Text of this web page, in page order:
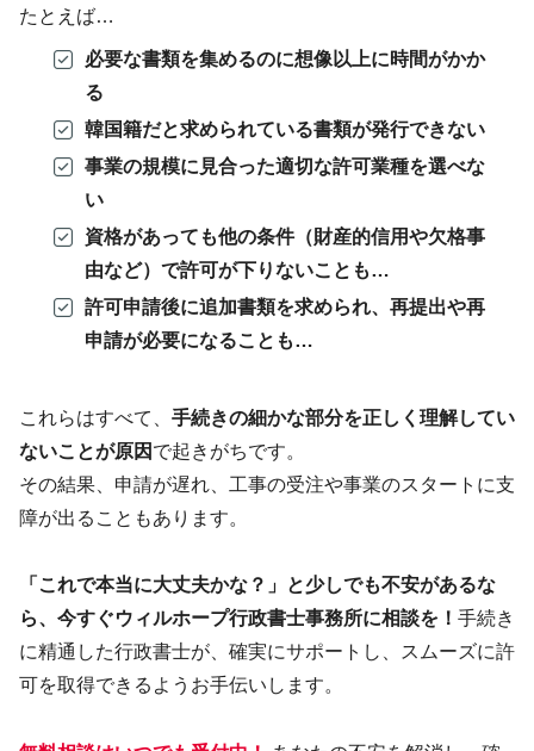
たとえば…
必要な書類を集めるのに想像以上に時間がかか
る
韓国籍だと求められている書類が発行できない
事業の規模に見合った適切な許可業種を選べな
い
資格があっても他の条件（財産的信用や欠格事
由など）で許可が下りないことも…
許可申請後に追加書類を求められ、再提出や再
申請が必要になることも…
これらはすべて、 手続きの細かな部分を正しく理解してい
ないことが原因 で起きがちです。
その結果、申請が遅れ、工事の受注や事業のスタートに支
障が出ることもあります。
「これで本当に大丈夫かな？」と少しでも不安があるな
ら、今すぐウィルホープ行政書士事務所に相談を！ 手続き
に精通した行政書士が、確実にサポートし、スムーズに許
可を取得できるようお手伝いします。